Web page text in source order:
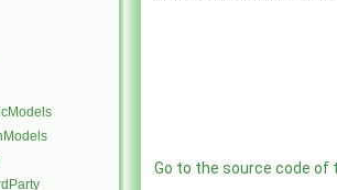
Go to the source code of